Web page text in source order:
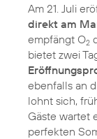
Am 21. Juli
direkt am
empfängt O2
bietet zwei
ebenfalls an
lohnt sich,
Gäste wartet
perfekten